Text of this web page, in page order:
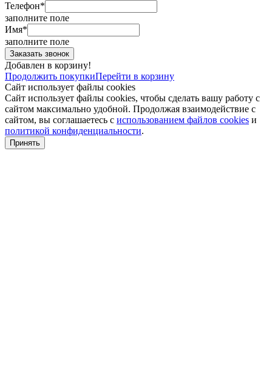
Телефон*
заполните поле
Имя*
заполните поле
Добавлен в корзину!
Продолжить покупкиПерейти в корзину
Сайт использует файлы cookies
Сайт использует файлы cookies, чтобы сделать вашу работу с
сайтом максимально удобной. Продолжая взаимодействие с
сайтом, вы соглашаетесь с использованием файлов cookies и
политикой конфиденциальности.
Принять